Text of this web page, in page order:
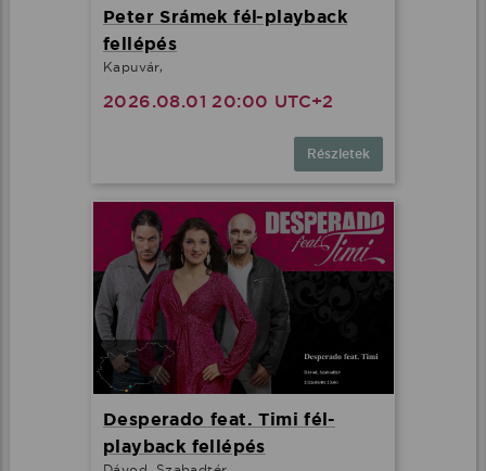
Peter Srámek fél-playback
fellépés
Kapuvár,
2026.08.01 20:00 UTC+2
Részletek
Desperado feat. Timi fél-
playback fellépés